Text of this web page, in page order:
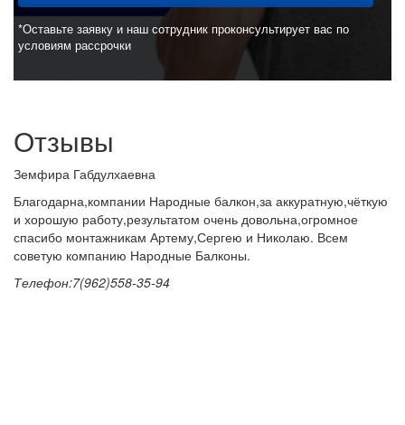
*Оставьте заявку и наш сотрудник проконсультирует вас по
условиям рассрочки
Отзывы
Земфира Габдулхаевна
Благодарна,компании Народные балкон,за аккуратную,чёткую
и хорошую работу,результатом очень довольна,огромное
спасибо монтажникам Артему,Сергею и Николаю. Всем
советую компанию Народные Балконы.
Телефон:7(962)558-35-94